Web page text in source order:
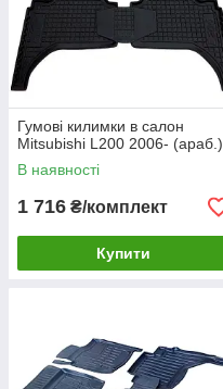
Гумові килимки в салон
Mitsubishi L200 2006- (араб.)
В наявності
1 716 ₴/комплект
Купити